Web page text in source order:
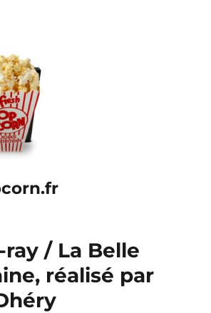
ray / La Belle
réalisé par